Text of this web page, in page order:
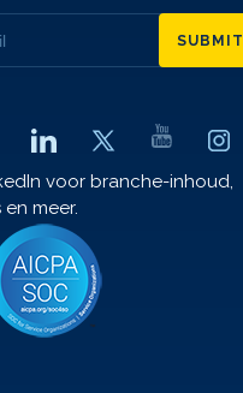
SUBMIT
voor branche-inhoud,
meer.